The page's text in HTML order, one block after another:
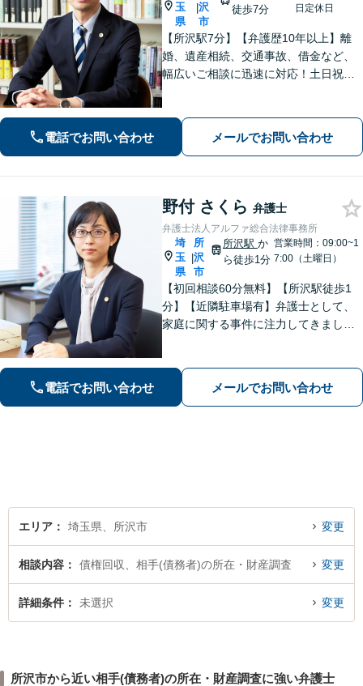
玉
県
|沢
市
徒歩7分
日定休日
【所沢駅7分】【弁護歴10年以上】離
婚、遺産相続、交通事故、借金など、
幅広いご相談に迅速に対応！土日祝夜
ください！【初回相談無料】
電話でお問い合わせ メールでお問い合わせ
野付 さくら 弁護士
弁護士法人アルファ総合法律事務所
埼
玉
県
|
所
沢
市
所沢駅 か
ら徒歩1分
営業時間：09:00~1
7:00（土曜日）
【初回相談60分無料】【所沢駅徒歩1
分】【近隣駐車場有】弁護士として、
家庭に関する事件に注力してきまし
イバシー配慮】【当日・夜間（18時ま
で）の相談可】
電話でお問い合わせ メールでお問い合わせ
エリア 埼玉県、所沢市 変更
相談内容 債権回収、相手(債務者)の所在・財産調査 変更
詳細条件 未選択 変更
所沢市から近い相手(債務者)の所在・財産調査に強い弁護士